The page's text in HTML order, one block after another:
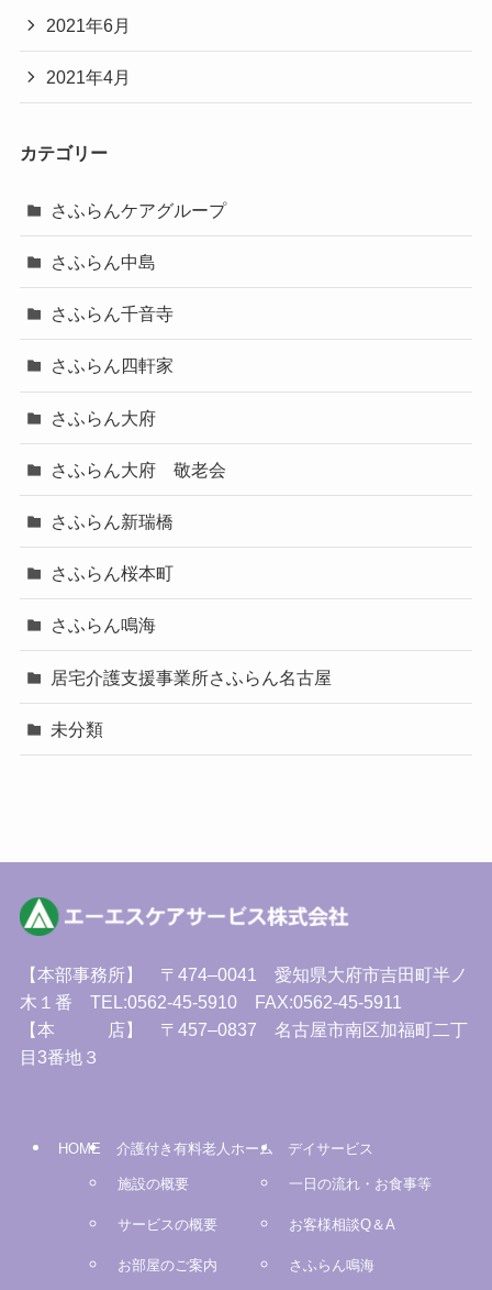
2021年6月
2021年4月
カテゴリー
さふらんケアグループ
さふらん中島
さふらん千音寺
さふらん四軒家
さふらん大府
さふらん大府 敬老会
さふらん新瑞橋
さふらん桜本町
さふらん鳴海
居宅介護支援事業所さふらん名古屋
未分類
【本部事務所】 〒474–0041 愛知県大府市吉田町半ノ
木１番 TEL:0562-45-5910 FAX:0562-45-5911
【本 店】 〒457–0837 名古屋市南区加福町二丁
目3番地３
HOME 介護付き有料老人ホーム
施設の概要
サービスの概要
お部屋のご案内
デイサービス
一日の流れ・お食事等
お客様相談Q＆A
さふらん鳴海